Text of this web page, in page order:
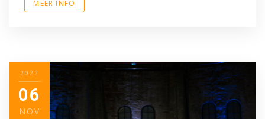
MEER INFO
2022
06
NOV